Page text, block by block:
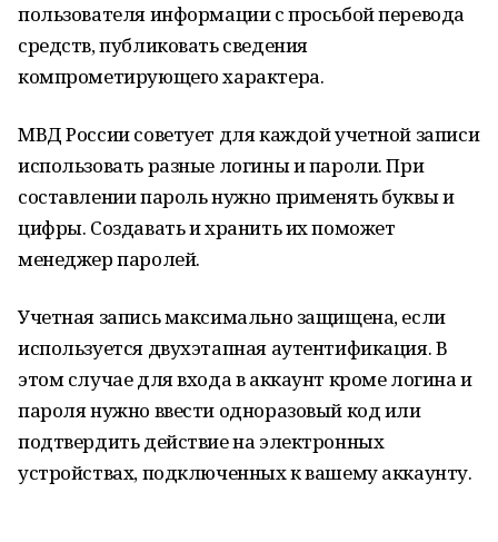
пользователя информации с просьбой перевода
средств, публиковать сведения
компрометирующего характера.
МВД России советует для каждой учетной записи
использовать разные логины и пароли. При
составлении пароль нужно применять буквы и
цифры. Создавать и хранить их поможет
менеджер паролей.
Учетная запись максимально защищена, если
используется двухэтапная аутентификация. В
этом случае для входа в аккаунт кроме логина и
пароля нужно ввести одноразовый код или
подтвердить действие на электронных
устройствах, подключенных к вашему аккаунту.